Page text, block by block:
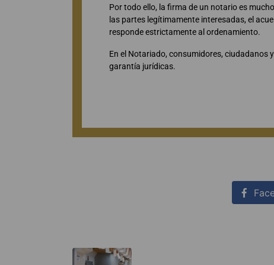
Por todo ello, la firma de un notario es
las partes legítimamente interesadas, el
responde estrictamente al ordenamiento.
En el Notariado, consumidores, ciudadanos
garantía jurídicas.